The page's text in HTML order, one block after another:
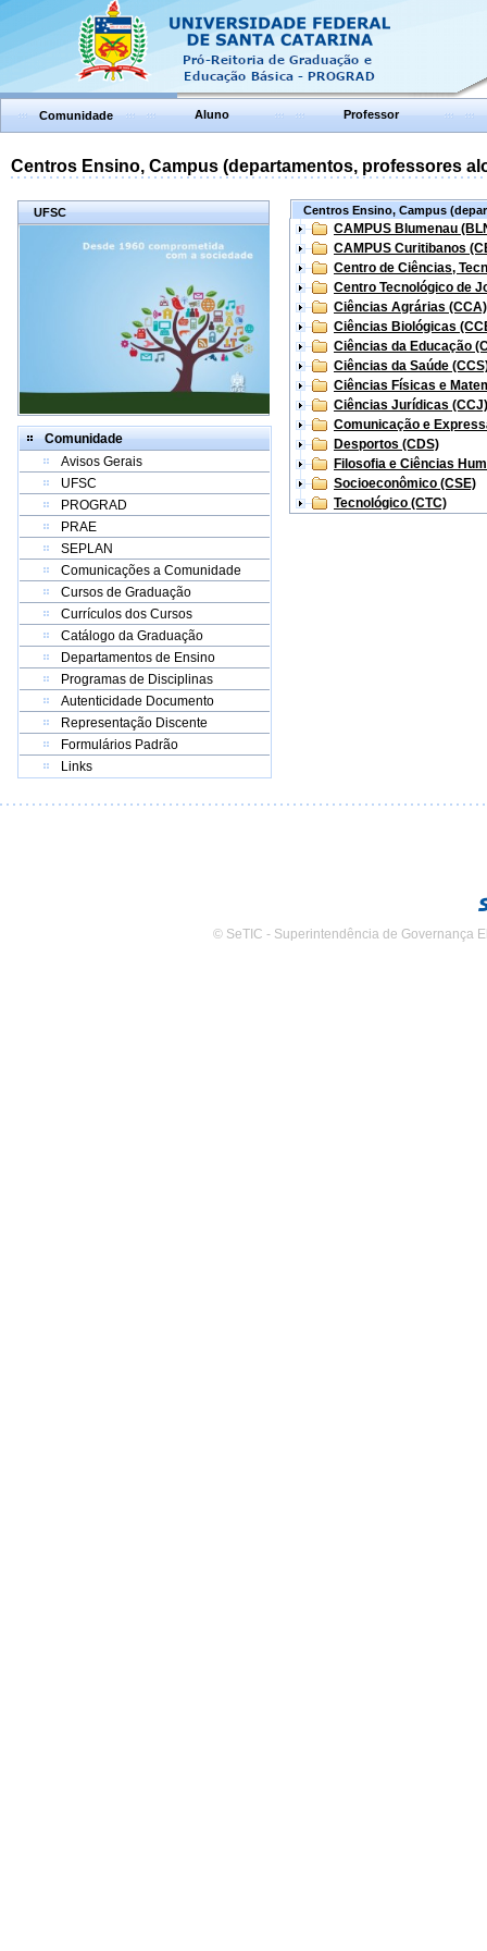
Comunidade Aluno Professor
Centros Ensino, Campus (departamentos, professores
UFSC
Comunidade
Avisos Gerais
UFSC
PROGRAD
PRAE
SEPLAN
Comunicações a Comunidade
Cursos de Graduação
Currículos dos Cursos
Catálogo da Graduação
Departamentos de Ensino
Programas de Disciplinas
Autenticidade Documento
Representação Discente
Formulários Padrão
Links
Centros Ensino, Campus
CAMPUS Blumenau
CAMPUS Curitibanos
Centro de Ciências,
Centro Tecnológico de
Ciências Agrárias (CCA)
Ciências Biológicas
Ciências da Educação
Ciências da Saúde
Ciências Físicas e
Ciências Jurídicas (CCJ)
Comunicação e
Desportos (CDS)
Filosofia e Ciências
Socioeconômico (CSE)
Tecnológico (CTC)
© SeTIC - Superintendência de Governança